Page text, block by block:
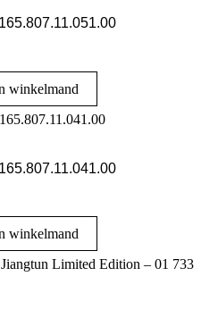
winkelmand
winkelmand